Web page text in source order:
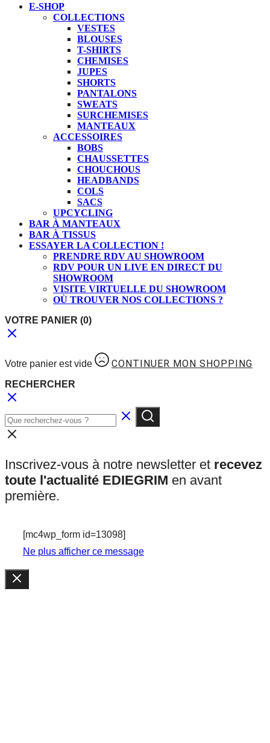
E-SHOP
COLLECTIONS
VESTES
BLOUSES
T-SHIRTS
CHEMISES
JUPES
SHORTS
PANTALONS
SWEATS
SURCHEMISES
MANTEAUX
ACCESSOIRES
BOBS
CHAUSSETTES
CHOUCHOUS
HEADBANDS
COLS
SACS
UPCYCLING
BAR À MANTEAUX
BAR À TISSUS
ESSAYER LA COLLECTION !
PRENDRE RDV AU SHOWROOM
RDV POUR UN LIVE EN DIRECT DU
SHOWROOM
VISITE VIRTUELLE DU SHOWROOM
OÙ TROUVER NOS COLLECTIONS ?
VOTRE PANIER (0)
Votre panier est vide CONTINUER MON SHOPPING
RECHERCHER
Inscrivez-vous à notre newsletter et recevez
toute l'actualité EDIEGRIM en avant
première.
[mc4wp_form id=13098]
Ne plus afficher ce message